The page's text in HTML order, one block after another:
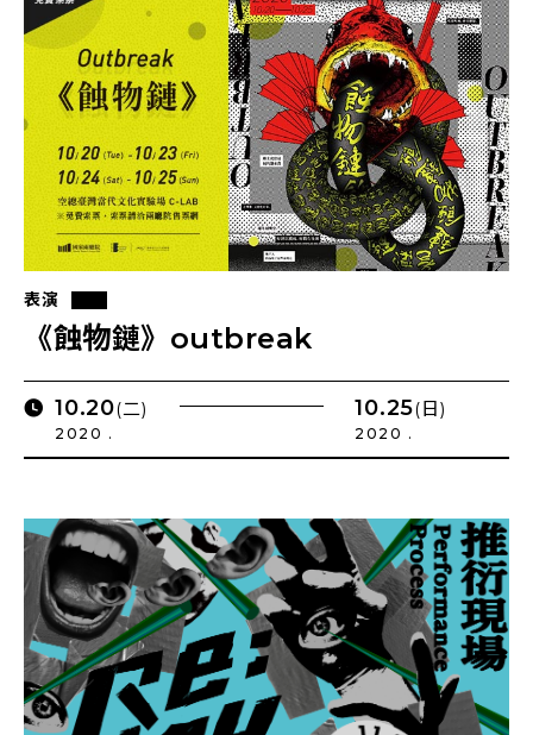
表演
《蝕物鏈》outbreak
10.20(二)
2020 .
10.25(日)
2020 .